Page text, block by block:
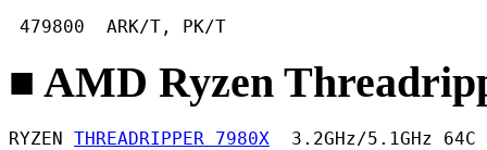
479800  ARK/T, PK/T
■ AMD Ryzen
RYZEN THREADRIPPER 7980X
3.2GHz/5.1GHz 64C